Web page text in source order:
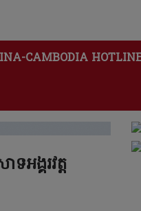
CAMBODIA
អង្គរវត្ត